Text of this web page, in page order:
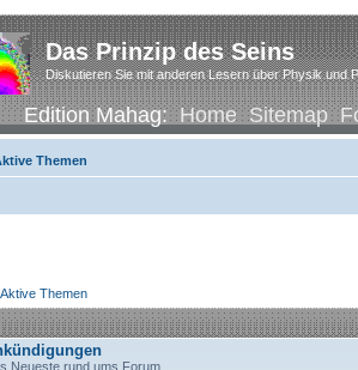
Das Prinzip des Seins
Diskutieren Sie mit anderen Lesern über Physik und
Edition Mahag:Home Sitemap
Themen
Aktive Themen
Neueste rund ums Forum